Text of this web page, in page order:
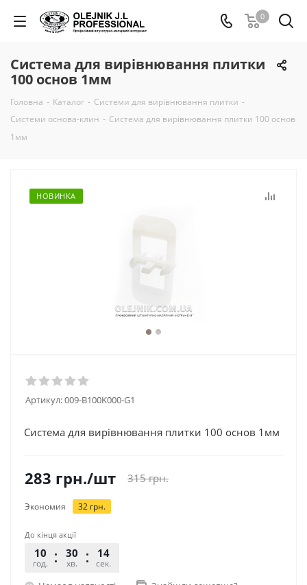
0
Система для вирівнювання плитки
100 основ 1мм
Головна - Каталог - Системи для вирівнювання плитки -
Системи основа-клин - Система для вирівнювання плитки 100 основ
1мм
НОВИНКА
Артикул:009-B100K000-G1
Система для вирівнювання плитки 100 основ 1мм
283 грн./шт 315грн.
Экономия 32 грн.
До кінця акції
10
год.
30
хв.
14
сек.